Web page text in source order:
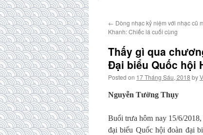
← Dòng nhạc kỷ niệm với nhạc cũ
Khanh: Chiếc lá cuối cùng
Thấy gì qua
Đại biểu Quốc hội
Posted on 17 Tháng Sáu, 2018 by
Nguyễn Tường Thụy
Buổi trưa hôm nay 15/6/
đại biểu Quốc hội đoàn đại